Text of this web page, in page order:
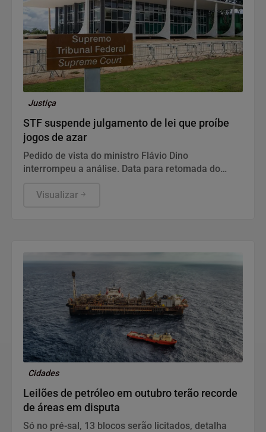
Justiça
STF suspende julgamento de lei que proíbe
jogos de azar
Pedido de vista do ministro Flávio Dino
interrompeu a análise. Data para retomada do
Visualizar
Cidades
Leilões de petróleo em outubro terão recorde
de áreas em disputa
Só no pré-sal, 13 blocos serão licitados, detalha